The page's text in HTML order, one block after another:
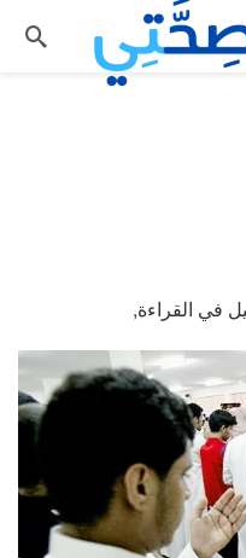
في القراءة,